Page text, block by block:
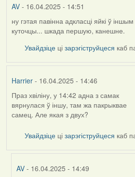
AV- 16.04.2025 - 14:51
ну гэтая павінна адкласці яйкі ў іншым
куточцы... шкада першую, канешне.
Увайдзіце цізарэгіструйцеся каб
Harrier- 16.04.2025 - 14:46
Праз хвіліну, у 14:42 адна з самак
вярнулася ў іншу, там жа пакрыквае
самец. Але якая з двух?
Увайдзіце цізарэгіструйцеся каб
AV - 16.04.2025 - 14:49